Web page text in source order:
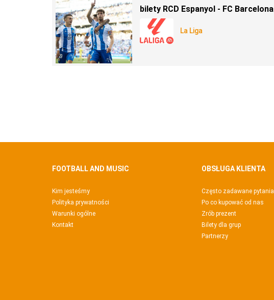
bilety RCD Espanyol - FC Barcelona
La Liga
FOOTBALL AND MUSIC
Kim jesteśmy
Polityka prywatności
Warunki ogólne
Kontakt
OBSŁUGA KLIENTA
Często zadawane pytania
Po co kupować od nas
Zrób prezent
Bilety dla grup
Partnerzy